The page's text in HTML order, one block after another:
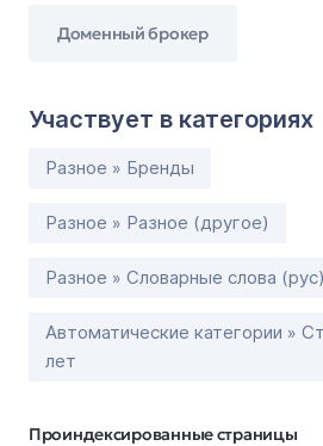
Доменный брокер
Участвует в категориях
Разное » Бренды
Разное » Разное (другое)
Разное » Словарные слова (рус)
Автоматические категории »
лет
Проиндексированные страницы